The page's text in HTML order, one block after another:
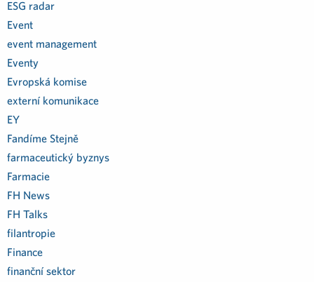
ESG radar
Event
event management
Eventy
Evropská komise
externí komunikace
EY
Fandíme Stejně
farmaceutický byznys
Farmacie
FH News
FH Talks
filantropie
Finance
finanční sektor